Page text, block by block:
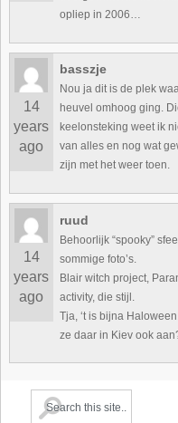
opliep in 2006…
14
years
ago
basszje
Nou ja dit is de plek
heuvel omhoog ging.
keelonsteking weet ik
van alles en nog wat
zijn met het weer toen.
14
years
ago
ruud
Behoorlijk “spooky”
sommige foto’s.
Blair witch project,
activity, die stijl.
Tja, ‘t is bijna
ze daar in Kiev ook